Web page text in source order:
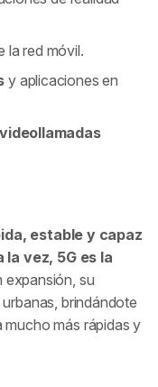
la red móvil.
y aplicaciones en
estable y capaz
vez, 5G es la
expansión, su
brindándote
más rápidas y